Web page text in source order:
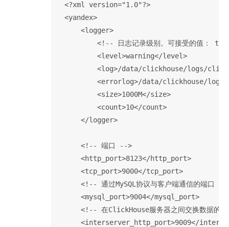
  <?xml version="1.0"?>
  <yandex>
      <logger>
<!-- 日志记录级别。可接受的值：
          <level>warning</level>
<log>/data/clickhouse/logs/
<errorlog>/data/clickhouse/
          <size>1000M</size>
          <count>10</count>
      </logger>
      <!-- 端口 -->
      <http_port>8123</http_port>
      <tcp_port>9000</tcp_port>
<!-- 通过MySQL协议与客户端通信的端口 --
      <mysql_port>9004</mysql_port>
<!-- 在ClickHouse服务器之间交换数据的
<interserver_http_port>9009</